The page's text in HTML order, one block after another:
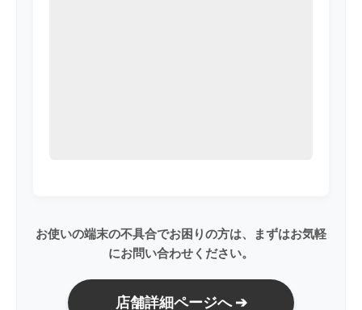
お使いの端末の不具合でお困りの方は、まずはお気軽
にお問い合わせください。
店舗詳細ページへ ➔